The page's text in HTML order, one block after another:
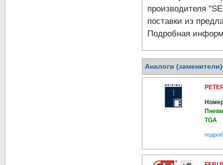
производителя
поставки из
Подробная
Аналоги
TGA